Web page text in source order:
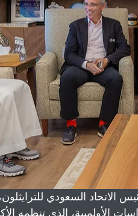
الاتحاد السعودي
الأولمبية، الذي تنظمه